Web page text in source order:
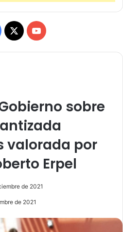
sobre
valorada por
Erpel
de 2021
de 2021
F
X
Y
o
u
b
e